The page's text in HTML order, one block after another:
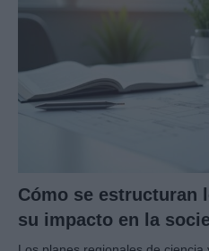
Cómo se estructuran
su impacto en la